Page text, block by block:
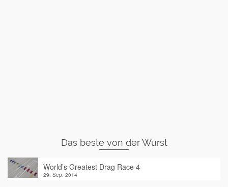
Das beste von der Wurst
World’s Greatest Drag Race 4
29. Sep. 2014